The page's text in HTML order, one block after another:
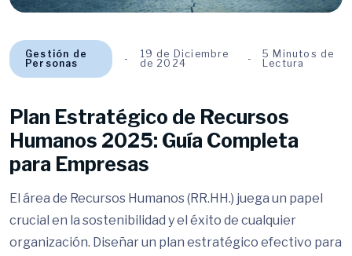
Gestión de
Personas
19 de Diciembre
de 2024
5 Minutos de
Lectura
Plan Estratégico de Recursos
Humanos 2025: Guía Completa
para Empresas
El área de Recursos Humanos (RR.HH.) juega un papel
crucial en la sostenibilidad y el éxito de cualquier
organización. Diseñar un plan estratégico efectivo para